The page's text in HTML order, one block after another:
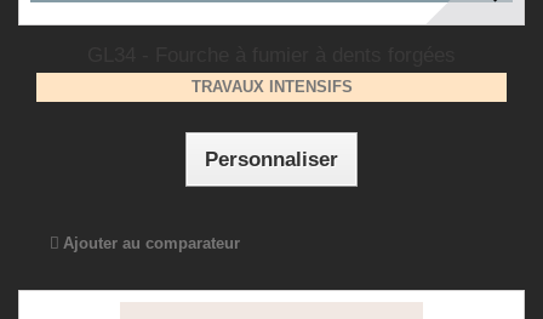
TRAVAUX INTENSIFS
Personnaliser
Ajouter au comparateur